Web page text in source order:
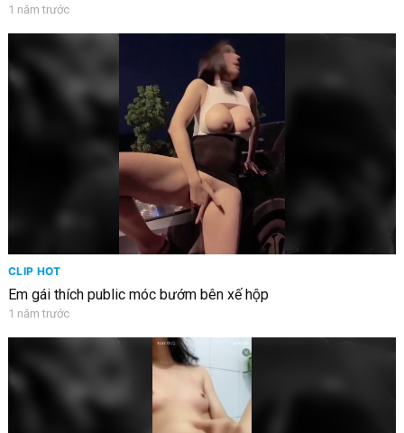
1 năm trước
CLIP HOT
Em gái thích public móc bướm bên xế hộp
1 năm trước